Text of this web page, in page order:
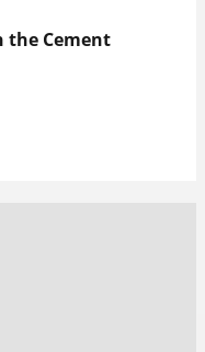
the Cement